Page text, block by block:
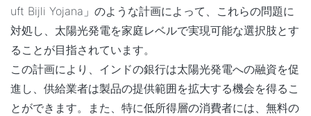
uft Bijli Yojana」のような計画によって、これらの問題に
対処し、太陽光発電を家庭レベルで実現可能な選択肢とす
ることが目指されています。
この計画により、インドの銀行は太陽光発電への融資を促
進し、供給業者は製品の提供範囲を拡大する機会を得るこ
とができます。また、特に低所得層の消費者には、無料の